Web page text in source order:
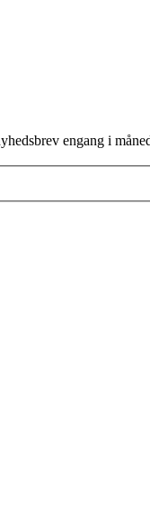
engang i